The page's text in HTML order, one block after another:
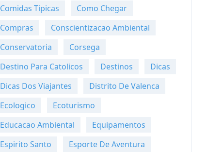
Comidas Tipicas
Como Chegar
Compras
Conscientizacao Ambiental
Conservatoria
Corsega
Destino Para Catolicos
Destinos
Dicas
Dicas Dos Viajantes
Distrito De Valenca
Ecologico
Ecoturismo
Educacao Ambiental
Equipamentos
Espirito Santo
Esporte De Aventura